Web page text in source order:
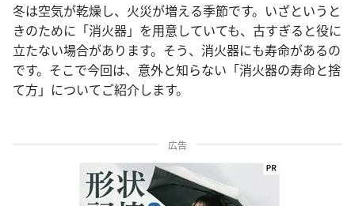
冬は空気が乾燥し、火災が増える季節です。いざというと
きのために「消火器」を用意していても、古すぎると役に
立たない場合があります。そう、消火器にも寿命があるの
です。そこで今回は、意外と知らない「消火器の寿命と捨
て方」についてご紹介します。
広告